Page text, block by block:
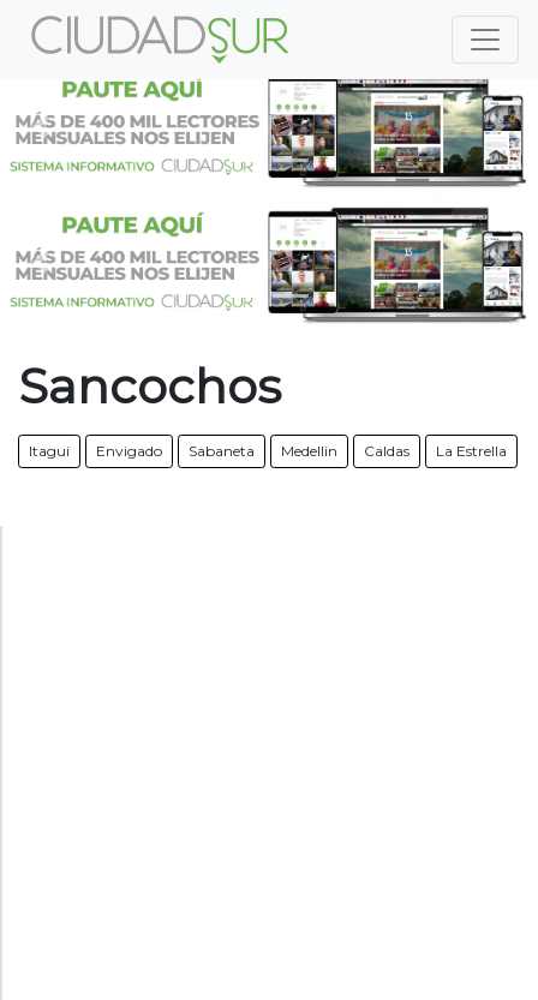
Previous
Previous
Sancochos
Itagui Envigado Sabaneta Medellin Caldas La Estrella